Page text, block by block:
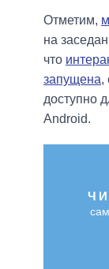
Отметим,
на
что
запущена,
доступно
Android.